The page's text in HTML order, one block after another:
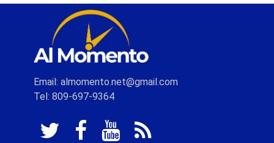
Email: almomento.net@gmail.com
Tel: 809-697-9364